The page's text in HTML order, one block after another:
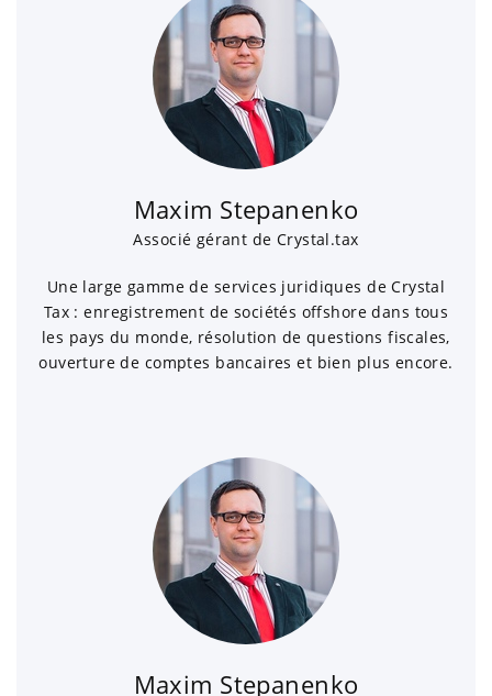
Maxim Stepanenko
Associé gérant de Crystal.tax
Une large gamme de services juridiques de Crystal
Tax : enregistrement de sociétés offshore dans tous
les pays du monde, résolution de questions fiscales,
ouverture de comptes bancaires et bien plus encore.
Maxim Stepanenko